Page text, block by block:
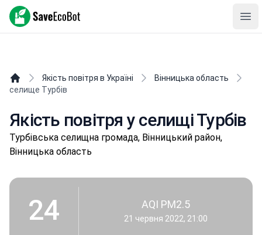
SaveEcoBot
Якість повітря в Україні
Вінницька область
селище Турбів
Якість повітря у селищі Турбів
Туpбівськa селищнa громада, Вінницький район,
Вінницька область
24 AQI PM2.5
21 червня 2022, 21:00